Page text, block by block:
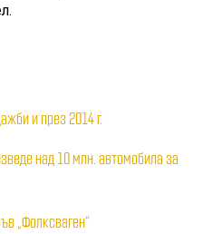
и през 2014 г.
над 10 млн. автомобила за
„Фолксваген“